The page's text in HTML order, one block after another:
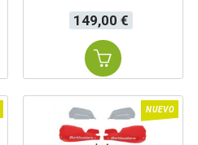
Precio
149,00 €
NUEVO